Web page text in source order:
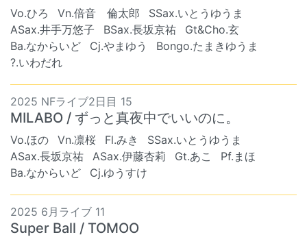
Vo.ひろ Vn.倍音 倫太郎
SSax.いとうゆうま
ASax.井手万悠子
BSax.長坂京祐
Gt&Cho.玄
Ba.なからいど
Cj.やまゆう
Bongo.たまきゆうま
?.いわだれ
2025 NFライブ2日目 15
MILABO / ずっと真夜中でいいのに。
Vo.ほの Vn.凛桜 Fl.みき
SSax.いとうゆうま
ASax.長坂京祐
ASax.伊藤杏莉 Gt.あこ
Pf.まほ
Ba.なからいど
Cj.ゆうすけ
2025 6月ライブ 11
Super Ball / TOMOO